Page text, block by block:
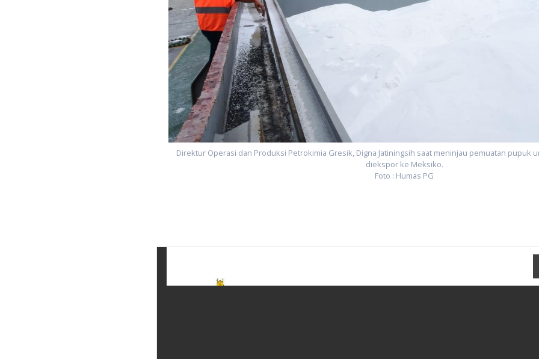
Direktur Operasi dan Produksi Petrokimia Gresik, Digna Jatiningsih saat meninjau pemuatan pupuk
diekspor ke Meksiko.
Foto : Humas PG